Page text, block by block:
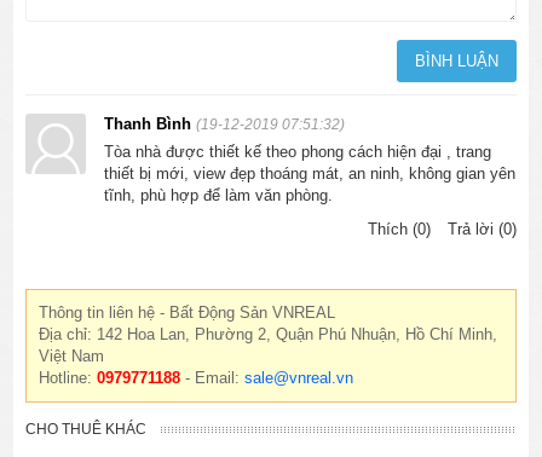
Thanh Bình(19-12-2019 07:51:32)
Tòa nhà được thiết kế theo phong cách hiện đại , trang
thiết bị mới, view đẹp thoáng mát, an ninh, không gian yên
tĩnh, phù hợp để làm văn phòng.
Thích (0)
Trả lời (0)
Thông tin liên hệ - Bất Động Sản VNREAL
Địa chỉ: 142 Hoa Lan, Phường 2, Quận Phú Nhuận, Hồ Chí Minh,
Việt Nam
Hotline:0979771188 - Email:sale@vnreal.vn
CHO THUÊ KHÁC